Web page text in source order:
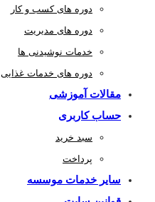
دوره های کسب و کار
دوره های مدیریت
خدمات نوشیدنی ها
دوره های خدمات غذایی
مقالات آموزشی
حساب کاربری
سبد خرید
پرداخت
سایر خدمات موسسه